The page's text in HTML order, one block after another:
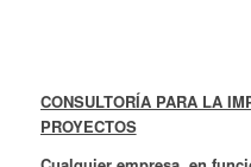
CONSULTORÍA PARA LA
PROYECTOS